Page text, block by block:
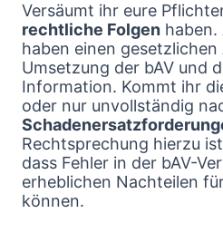
Versäumt ihr eure
rechtliche Folgen haben.
haben einen
Umsetzung der bAV und
Information. Kommt ihr
oder nur unvollständig
Rechtsprechung hierzu
dass Fehler in der bAV-
erheblichen Nachteilen
können.